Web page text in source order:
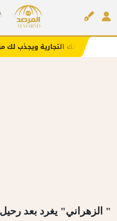
التجارية ويجذب لك مزيدًا من
" الزهراني" يغرد بعد